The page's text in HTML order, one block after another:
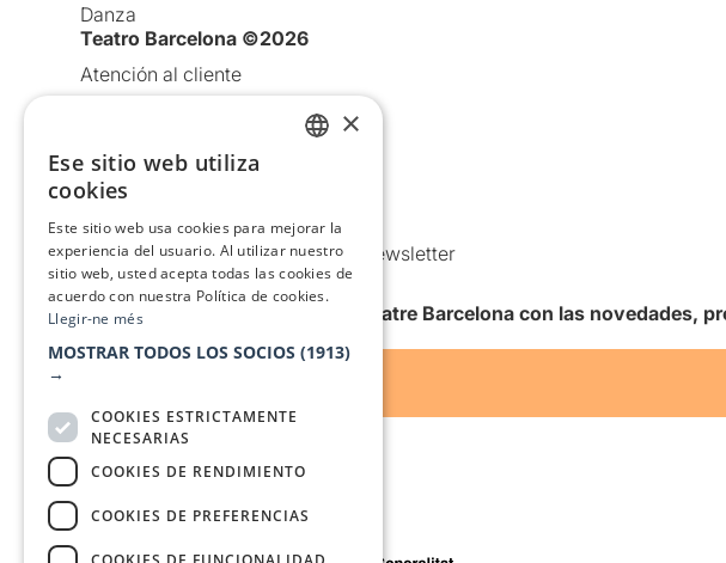
Danza
Teatro Barcelona ©2026
Atención al cliente
Política de Cookies
Condiciones de uso
Comunicaciones comerciales y Newsletter
Anuncia’t
Quiero recibir la newsletter de Teatre Barcelona con las novedades,
Con el apoyo de
×
Ese sitio web utiliza
cookies
Este sitio web usa cookies para mejorar la
experiencia del usuario. Al utilizar nuestro
sitio web, usted acepta todas las cookies de
acuerdo con nuestra Política de cookies.
Llegir-ne més
MOSTRAR TODOS LOS SOCIOS (1913)
→
COOKIES ESTRICTAMENTE
NECESARIAS
COOKIES DE RENDIMIENTO
COOKIES DE PREFERENCIAS